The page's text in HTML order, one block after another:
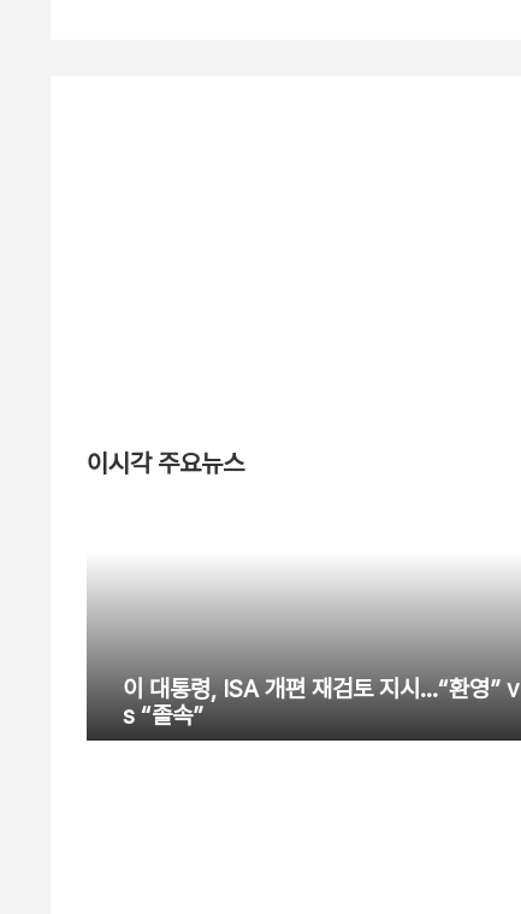
이시각 주요뉴스
이 대통령, ISA 개편 재검토 지시…“환영” v
s “졸속”